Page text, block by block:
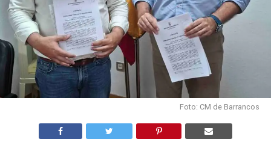
Foto: CM de Barrancos